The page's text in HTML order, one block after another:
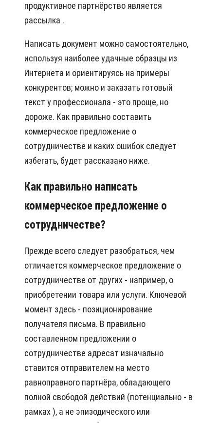
продуктивное партнёрство является
рассылка .
Написать документ можно самостоятельно,
используя наиболее удачные образцы из
Интернета и ориентируясь на примеры
конкурентов; можно и заказать готовый
текст у профессионала - это проще, но
дороже. Как правильно составить
коммерческое предложение о
сотрудничестве и каких ошибок следует
избегать, будет рассказано ниже.
Как правильно написать
коммерческое предложение о
сотрудничестве?
Прежде всего следует разобраться, чем
отличается коммерческое предложение о
сотрудничестве от других - например, о
приобретении товара или услуги. Ключевой
момент здесь - позиционирование
получателя письма. В правильно
составленном предложении о
сотрудничестве адресат изначально
ставится отправителем на место
равноправного партнёра, обладающего
полной свободой действий (потенциально - в
рамках ), а не эпизодического или